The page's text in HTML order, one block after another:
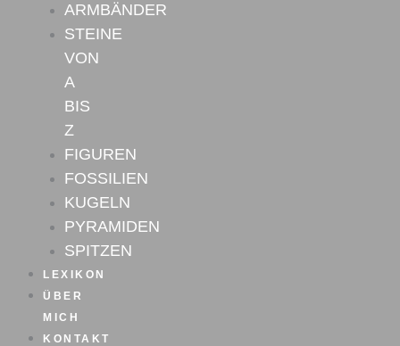
ARMBÄNDER
STEINE
VON
A
BIS
Z
FIGUREN
FOSSILIEN
KUGELN
PYRAMIDEN
SPITZEN
LEXIKON
ÜBER
MICH
KONTAKT